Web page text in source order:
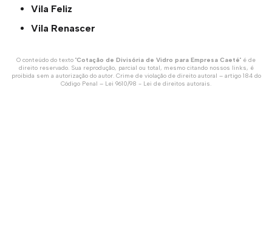
Vila Feliz
Vila Renascer
O conteúdo do texto "Cotação de Divisória de Vidro para Empresa Caeté" é de
direito reservado. Sua reprodução, parcial ou total, mesmo citando nossos links, é
proibida sem a autorização do autor. Crime de violação de direito autoral – artigo 184 do
Código Penal – Lei 9610/98 - Lei de direitos autorais.